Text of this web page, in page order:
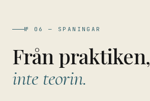
№ 06 — SPANINGAR
Från praktiken,
inte teorin.